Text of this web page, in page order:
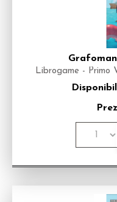
Librogame - Primo